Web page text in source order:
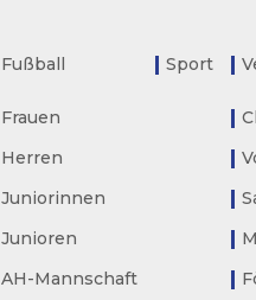
Fußball
Frauen
Herren
Juniorinnen
Junioren
AH-Mannschaft
Sport